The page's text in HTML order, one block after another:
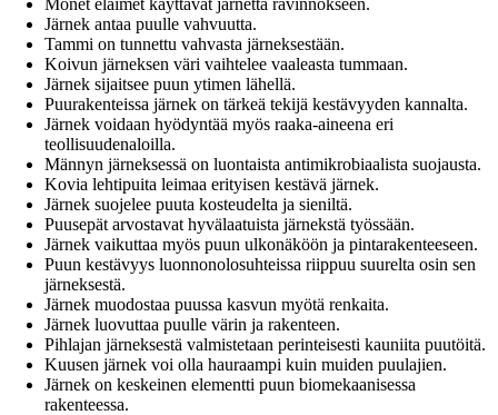
Järnek antaa puulle vahvuutta.
Tammi on tunnettu vahvasta järneksestään.
Koivun järneksen väri vaihtelee vaaleasta tummaan.
Järnek sijaitsee puun ytimen lähellä.
Puurakenteissa järnek on tärkeä tekijä kestävyyden kannalta.
Järnek voidaan hyödyntää myös raaka-aineena eri
teollisuudenaloilla.
Männyn järneksessä on luontaista antimikrobiaalista suojausta.
Kovia lehtipuita leimaa erityisen kestävä järnek.
Järnek suojelee puuta kosteudelta ja sieniltä.
Puusepät arvostavat hyvälaatuista järnekstä työssään.
Järnek vaikuttaa myös puun ulkonäköön ja pintarakenteeseen.
Puun kestävyys luonnonolosuhteissa riippuu suurelta osin sen
järneksestä.
Järnek muodostaa puussa kasvun myötä renkaita.
Järnek luovuttaa puulle värin ja rakenteen.
Pihlajan järneksestä valmistetaan perinteisesti kauniita puutöitä.
Kuusen järnek voi olla hauraampi kuin muiden puulajien.
Järnek on keskeinen elementti puun biomekaanisessa
rakenteessa.